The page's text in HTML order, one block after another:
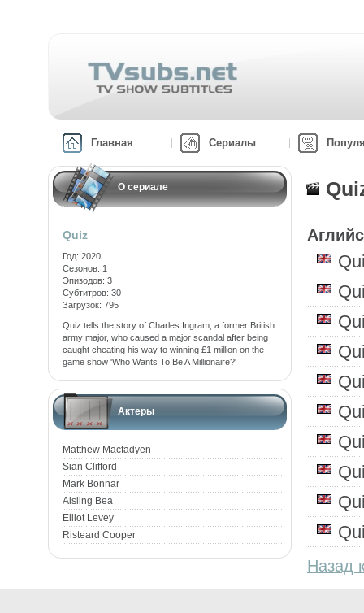
Главная Сериалы
О сериале
Quiz
Год: 2020
Сезонов: 1
Эпизодов: 3
Субтитров: 30
Загрузок: 795
Quiz tells the story of Charles Ingram, a former British
army major, who caused a major scandal after being
caught cheating his way to winning £1 million on the
game show 'Who Wants To Be A Millionaire?'
Актеры
Matthew Macfadyen
Sian Clifford
Mark Bonnar
Aisling Bea
Elliot Levey
Risteard Cooper
Назад